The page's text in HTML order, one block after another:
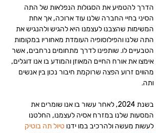
הדרך להטמיע את הסגולות הנפלאות של התה
הסיני בחיי החברה שלנו עוד ארוכה, אך אחת
המשימות שהצבנו לעצמנו היא להגיש ולהנגיש את
התה שלנו והפילוסופיה העומדת מאחוריו במקומות
הטבעיים לו. שותפינו לדרך מתחומים נרחבים, אשר
אימצו את אורח החיים המאוזן והמודע בו אנו דוגלים,
מהווים זרוע הפצה שרוקמת חיבור נכון בין אנשים
ותה.
בשנת 2024, לאחר עשור בו אנו שומרים את
המסעות שלנו במזרח אסיה לעצמנו, החלטנו
לעשות מעשה ולהרכיב במו ידנו טיול תה בוטיק